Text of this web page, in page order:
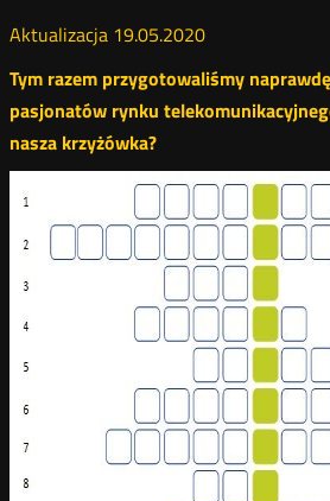
Aktualizacja 19.05.2020
Tym razem przygotowaliśmy
pasjonatów rynku
nasza krzyżówka?